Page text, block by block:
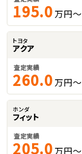
195.0 万円～
トヨタ
アクア
査定実績
260.0 万円～
ホンダ
フィット
査定実績
205.0 万円～